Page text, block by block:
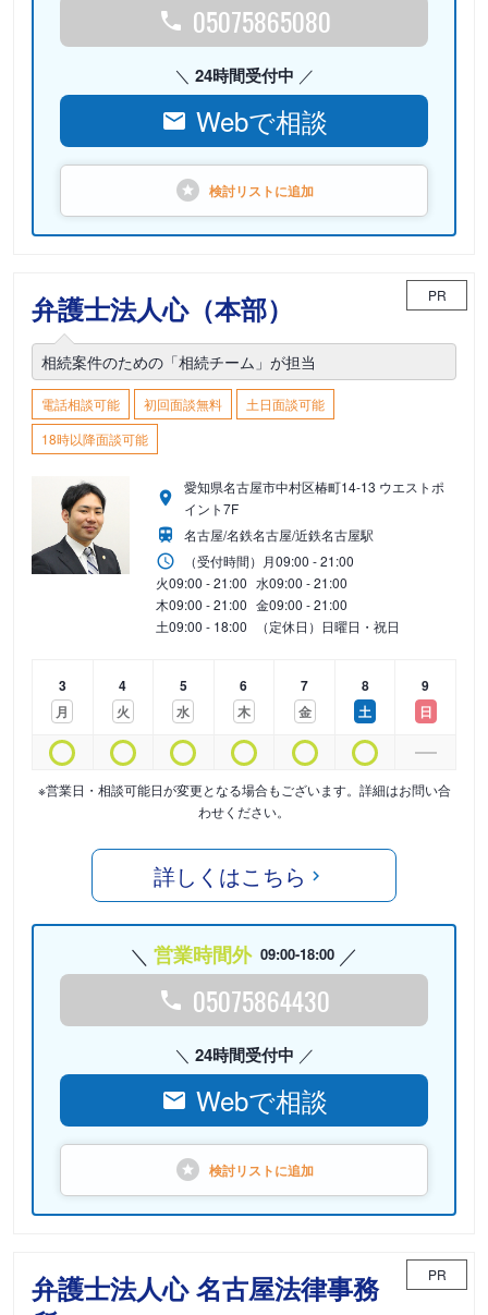
05075865080
24時間受付中
Webで相談
検討リストに追加
弁護士法人心（本部） PR
相続案件のための「相続チーム」が担当
電話相談可能 初回面談無料
土日面談可能
18時以降面談可能
愛知県名古屋市中村区椿町14-13 ウエストポ
イント7F
名古屋/名鉄名古屋/近鉄名古屋駅
（受付時間） 月09:00 - 21:00
火09:00 - 21:00 水09:00 - 21:00
木09:00 - 21:00 金09:00 - 21:00
土09:00 - 18:00 （定休日）日曜日・祝日
3
月
4
火
5
水
6
木
7
金
8
土
9
日
※営業日・相談可能日が変更となる場合もございます。詳細はお問い合
わせください。
詳しくはこちら
営業時間外 09:00-18:00
05075864430
24時間受付中
Webで相談
検討リストに追加
弁護士法人心 名古屋法律事務
PR